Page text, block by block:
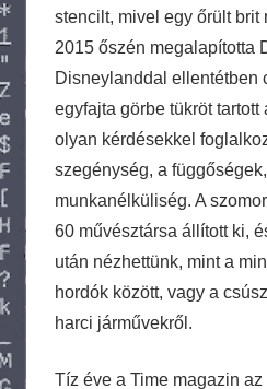
stencilt, mivel egy őrült brit
2015 őszén megalapította
Disneylanddal ellentétben
egyfajta görbe tükröt
olyan kérdésekkel
szegénység, a
munkanélküliség. A
60 művésztársa állított ki,
után nézhettünk, mint a
hordók között, vagy a
harci járművekről.
Tíz éve a Time magazin